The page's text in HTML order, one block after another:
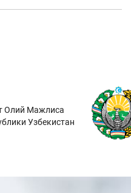
Олий Мажлиса
Узбекистан